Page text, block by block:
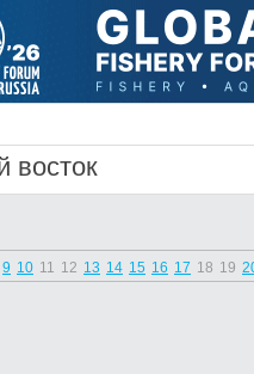
восток
9 10 11 12 13 14 15 16 17 18 19